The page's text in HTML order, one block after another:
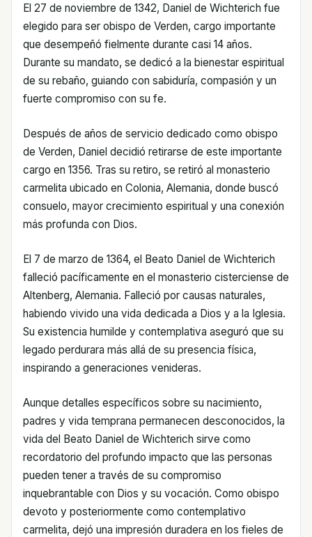
El 27 de noviembre de 1342, Daniel de Wichterich fue
elegido para ser obispo de Verden, cargo importante
que desempeñó fielmente durante casi 14 años.
Durante su mandato, se dedicó a la bienestar espiritual
de su rebaño, guiando con sabiduría, compasión y un
fuerte compromiso con su fe.
Después de años de servicio dedicado como obispo
de Verden, Daniel decidió retirarse de este importante
cargo en 1356. Tras su retiro, se retiró al monasterio
carmelita ubicado en Colonia, Alemania, donde buscó
consuelo, mayor crecimiento espiritual y una conexión
más profunda con Dios.
El 7 de marzo de 1364, el Beato Daniel de Wichterich
falleció pacíficamente en el monasterio cisterciense de
Altenberg, Alemania. Falleció por causas naturales,
habiendo vivido una vida dedicada a Dios y a la Iglesia.
Su existencia humilde y contemplativa aseguró que su
legado perdurara más allá de su presencia física,
inspirando a generaciones venideras.
Aunque detalles específicos sobre su nacimiento,
padres y vida temprana permanecen desconocidos, la
vida del Beato Daniel de Wichterich sirve como
recordatorio del profundo impacto que las personas
pueden tener a través de su compromiso
inquebrantable con Dios y su vocación. Como obispo
devoto y posteriormente como contemplativo
carmelita, dejó una impresión duradera en los fieles de